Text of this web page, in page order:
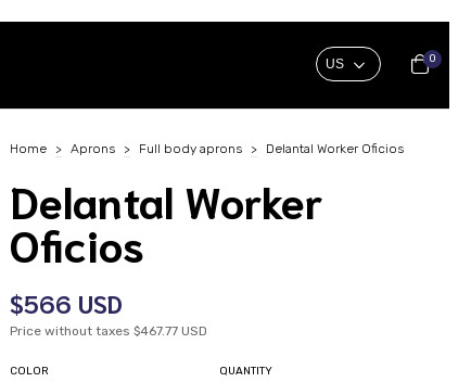
0
Home > Aprons > Full body aprons > Delantal Worker Oficios
Delantal Worker
Oficios
$566 USD
Price without taxes$467.77 USD
COLOR QUANTITY